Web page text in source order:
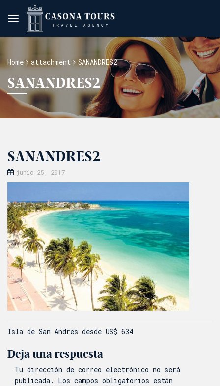
Home attachment SANANDRES2
SANANDRES2
SANANDRES2
junio 25, 2017
Navegación
de
entradas
Isla de San Andres desde US$ 634
Deja una respuesta
Tu dirección de correo electrónico no será
publicada.
Los campos obligatorios están